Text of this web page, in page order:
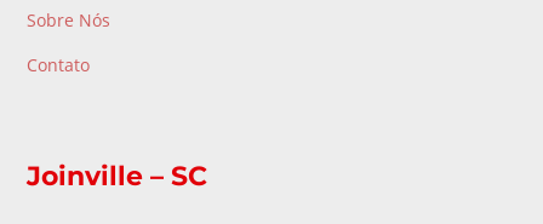
Sobre Nós
Contato
Joinville – SC